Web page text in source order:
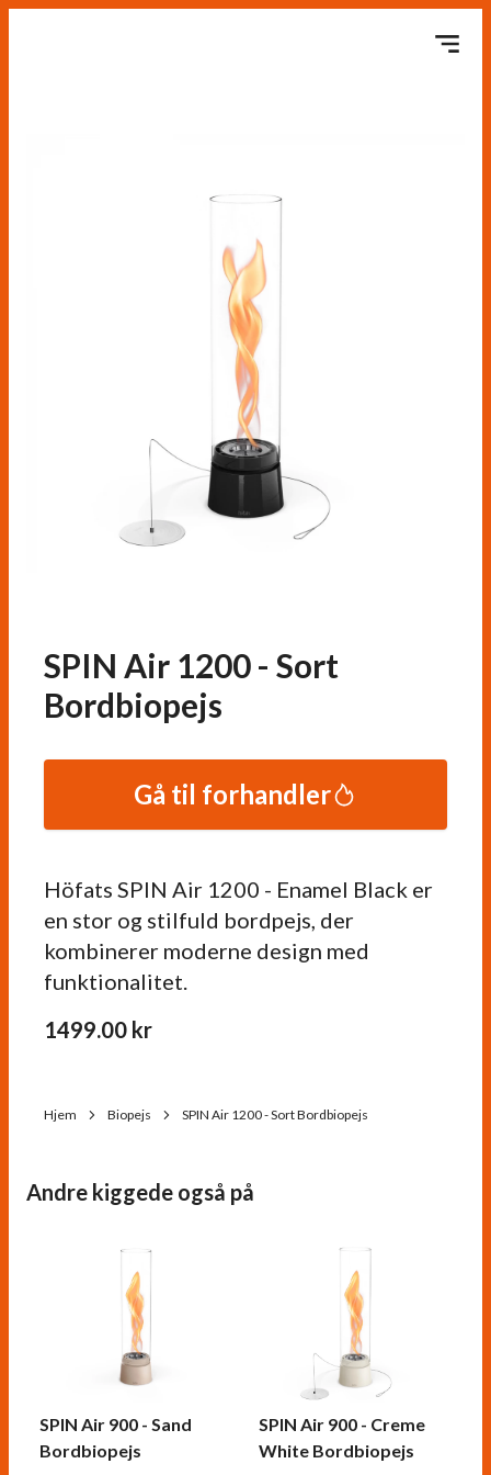
SPIN Air 1200 - Sort
Bordbiopejs
Höfats SPIN Air 1200 - Enamel Black er
en stor og stilfuld bordpejs, der
kombinerer moderne design med
funktionalitet.
1499.00 kr
Gå til forhandler
Hjem Biopejs SPIN Air 1200 - Sort Bordbiopejs
Andre kiggede også på
SPIN Air 900 - Sand
Bordbiopejs
SPIN Air 900 - Creme
White Bordbiopejs